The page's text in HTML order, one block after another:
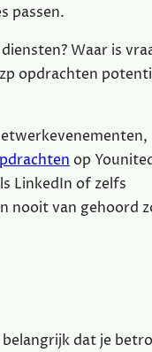
passen.
Waar is
opdrachten
op
LinkedIn of zelfs
nooit van gehoord
belangrijk dat je